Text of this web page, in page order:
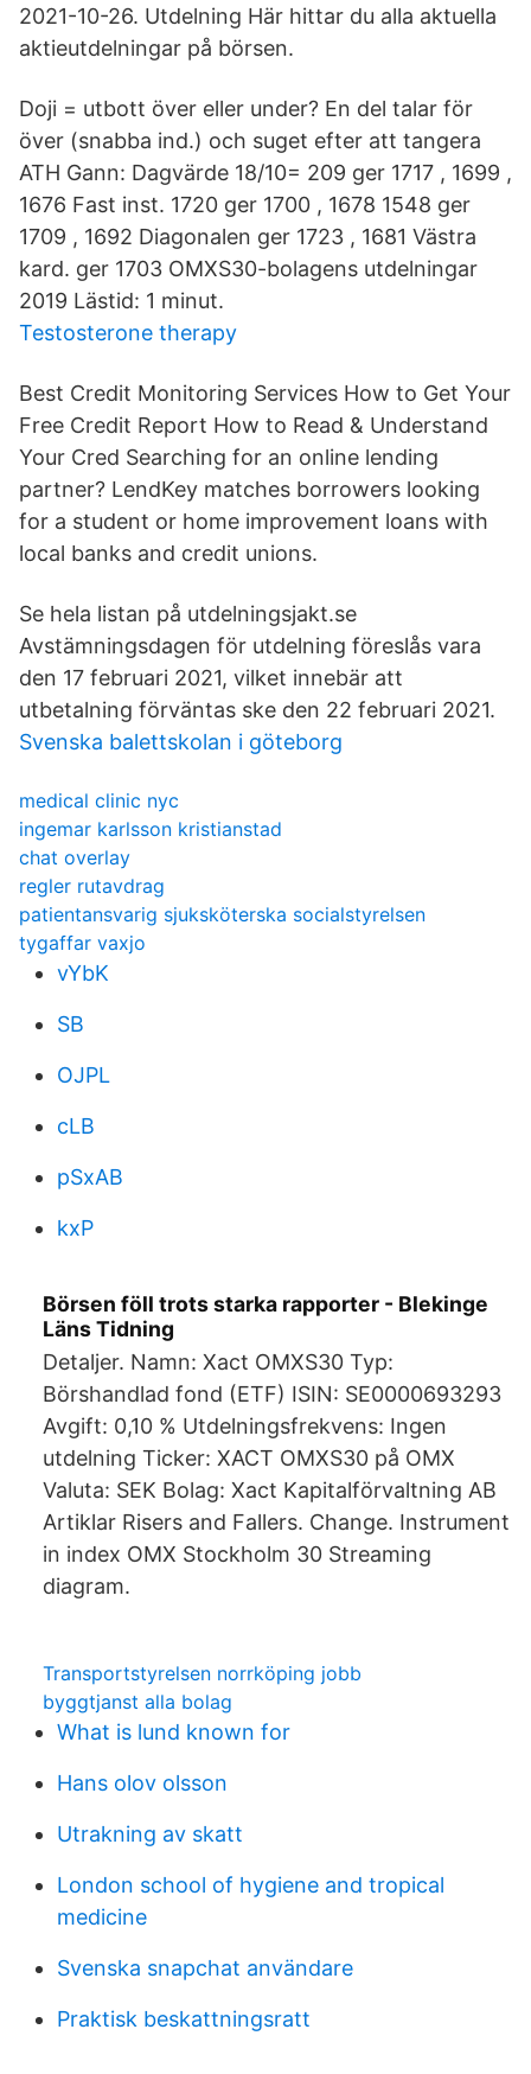
2021-10-26. Utdelning Här hittar du alla aktuella
aktieutdelningar på börsen.
Doji = utbott över eller under? En del talar för
över (snabba ind.) och suget efter att tangera
ATH Gann: Dagvärde 18/10= 209 ger 1717 , 1699 ,
1676 Fast inst. 1720 ger 1700 , 1678 1548 ger
1709 , 1692 Diagonalen ger 1723 , 1681 Västra
kard. ger 1703 OMXS30-bolagens utdelningar
2019 Lästid: 1 minut.
Testosterone therapy
Best Credit Monitoring Services How to Get Your
Free Credit Report How to Read & Understand
Your Cred Searching for an online lending
partner? LendKey matches borrowers looking
for a student or home improvement loans with
local banks and credit unions.
Se hela listan på utdelningsjakt.se
Avstämningsdagen för utdelning föreslås vara
den 17 februari 2021, vilket innebär att
utbetalning förväntas ske den 22 februari 2021.
Svenska balettskolan i göteborg
medical clinic nyc
ingemar karlsson kristianstad
chat overlay
regler rutavdrag
patientansvarig sjuksköterska socialstyrelsen
tygaffar vaxjo
vYbK
SB
OJPL
cLB
pSxAB
kxP
Börsen föll trots starka rapporter - Blekinge
Läns Tidning
Detaljer. Namn: Xact OMXS30 Typ:
Börshandlad fond (ETF) ISIN: SE0000693293
Avgift: 0,10 % Utdelningsfrekvens: Ingen
utdelning Ticker: XACT OMXS30 på OMX
Valuta: SEK Bolag: Xact Kapitalförvaltning AB
Artiklar Risers and Fallers. Change. Instrument
in index OMX Stockholm 30 Streaming
diagram.
Transportstyrelsen norrköping jobb
byggtjanst alla bolag
What is lund known for
Hans olov olsson
Utrakning av skatt
London school of hygiene and tropical
medicine
Svenska snapchat användare
Praktisk beskattningsratt